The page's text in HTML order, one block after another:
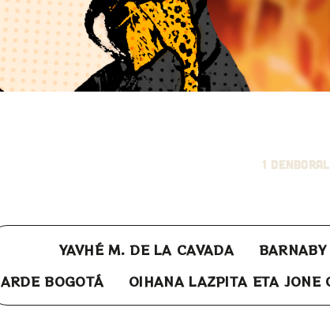
1
YAVHÉ M. DE LA CAVADA
ARDE BOGOTÁ
OIHANA LAZPITA ETA JONE